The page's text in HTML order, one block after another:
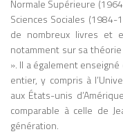
Normale Supérieure
Sciences Sociales
de nombreux livres et
notamment sur sa
». Il a également
entier, y compris à
aux États-unis
comparable à celle de
génération.
L’IA NE
ELLE SUIT
DROITS
L’UTILISATION DE
ENTRAÎNER CES
ÉCONOMIQUE :
CERTAINS
D’AUTRES